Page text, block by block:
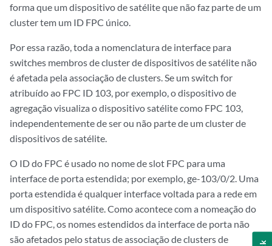
forma que um dispositivo de satélite que não faz parte de um
cluster tem um ID FPC único.
Por essa razão, toda a nomenclatura de interface para
switches membros de cluster de dispositivos de satélite não
é afetada pela associação de clusters. Se um switch for
atribuído ao FPC ID 103, por exemplo, o dispositivo de
agregação visualiza o dispositivo satélite como FPC 103,
independentemente de ser ou não parte de um cluster de
dispositivos de satélite.
O ID do FPC é usado no nome de slot FPC para uma
interface de porta estendida; por exemplo, ge-103/0/2. Uma
porta estendida é qualquer interface voltada para a rede em
um dispositivo satélite. Como acontece com a nomeação do
ID do FPC, os nomes estendidos da interface de porta não
são afetados pelo status de associação de clusters de